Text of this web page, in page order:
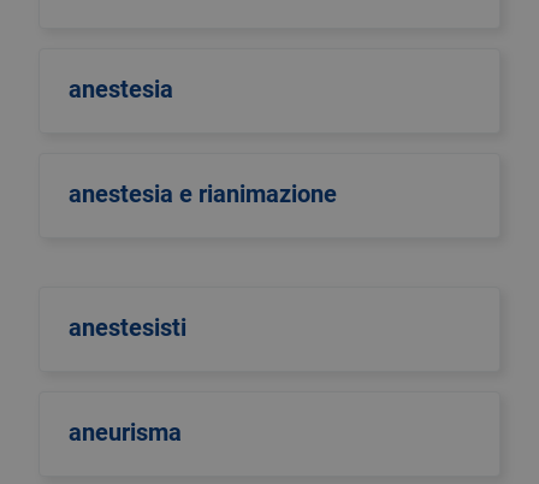
anestesia
anestesia e rianimazione
anestesisti
aneurisma